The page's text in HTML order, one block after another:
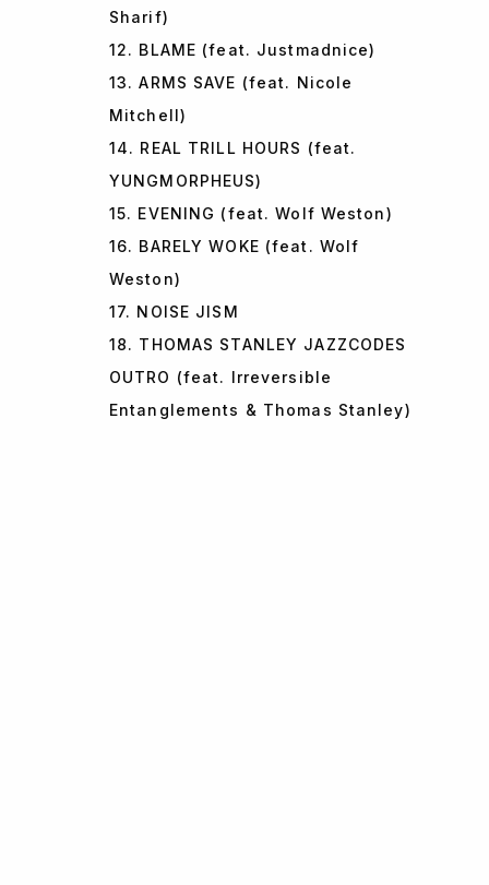
Sharif)
12. BLAME (feat. Justmadnice)
13. ARMS SAVE (feat. Nicole
Mitchell)
14. REAL TRILL HOURS (feat.
YUNGMORPHEUS)
15. EVENING (feat. Wolf Weston)
16. BARELY WOKE (feat. Wolf
Weston)
17. NOISE JISM
18. THOMAS STANLEY JAZZCODES
OUTRO (feat. Irreversible
Entanglements & Thomas Stanley)